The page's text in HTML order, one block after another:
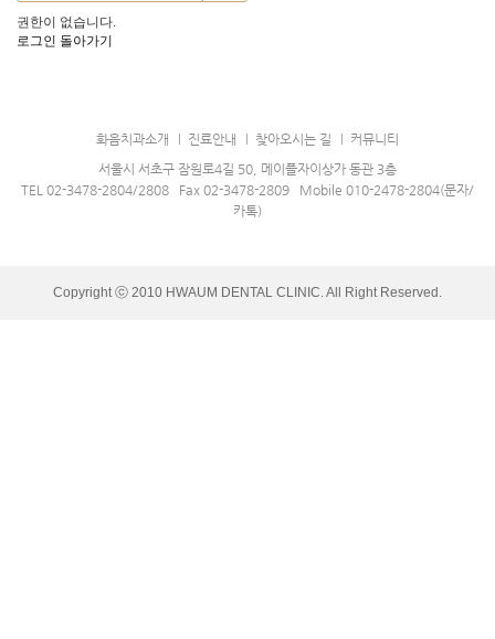
권한이 없습니다.
로그인 돌아가기
화음치과소개 진료안내 찾아오시는 길
커뮤니티
서울시 서초구 잠원로4길 50, 메이플자이상가 동관 3층
TEL 02-3478-2804/2808 Fax 02-3478-2809 Mobile 010-2478-2804(문자/
카톡)
Copyright ⓒ 2010 HWAUM DENTAL CLINIC. All Right Reserved.